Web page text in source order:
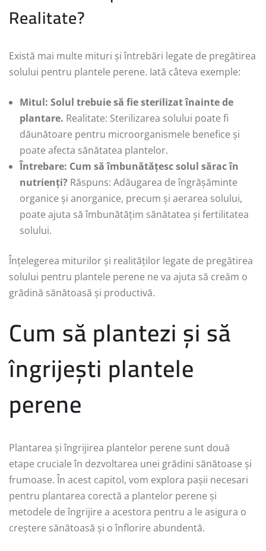
Realitate?
Există mai multe mituri și întrebări legate de pregătirea
solului pentru plantele perene. Iată câteva exemple:
Mitul: Solul trebuie să fie sterilizat înainte de
plantare. Realitate: Sterilizarea solului poate fi
dăunătoare pentru microorganismele benefice și
poate afecta sănătatea plantelor.
Întrebare: Cum să îmbunătățesc solul sărac în
nutrienți? Răspuns: Adăugarea de îngrășăminte
organice și anorganice, precum și aerarea solului,
poate ajuta să îmbunătățim sănătatea și fertilitatea
solului.
Înțelegerea miturilor și realităților legate de pregătirea
solului pentru plantele perene ne va ajuta să creăm o
grădină sănătoasă și productivă.
Cum să plantezi și să
îngrijești plantele
perene
Plantarea și îngrijirea plantelor perene sunt două
etape cruciale în dezvoltarea unei grădini sănătoase și
frumoase. În acest capitol, vom explora pașii necesari
pentru plantarea corectă a plantelor perene și
metodele de îngrijire a acestora pentru a le asigura o
creștere sănătoasă și o înflorire abundentă.